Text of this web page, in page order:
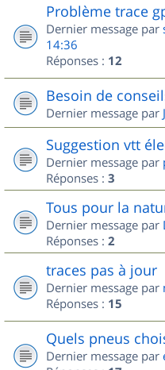
Problème trace
Dernier message par
14:36
Réponses : 12
Besoin de
Dernier message par
Suggestion vtt
Dernier message par
Réponses : 3
Tous pour la
Dernier message par
Réponses : 2
traces pas à jour
Dernier message par
Réponses : 15
Quels pneus
Dernier message par